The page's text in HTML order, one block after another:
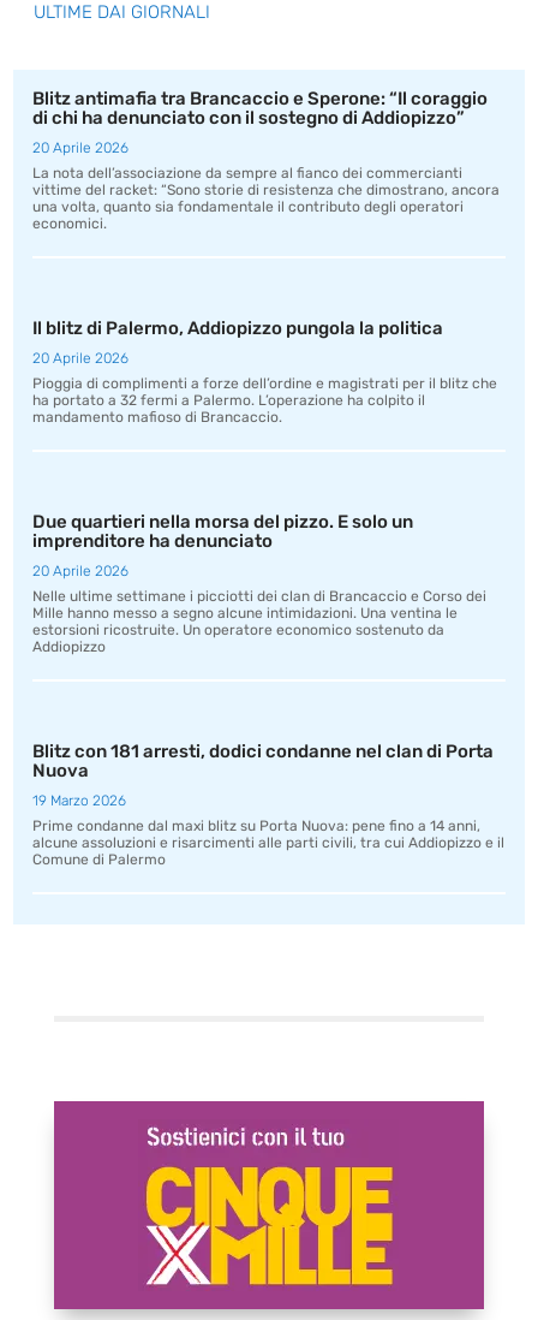
ULTIME DAI GIORNALI
Blitz antimafia tra Brancaccio e Sperone: “Il coraggio
di chi ha denunciato con il sostegno di Addiopizzo”
20 Aprile 2026
La nota dell’associazione da sempre al fianco dei commercianti
vittime del racket: “Sono storie di resistenza che dimostrano, ancora
una volta, quanto sia fondamentale il contributo degli operatori
economici.
Il blitz di Palermo, Addiopizzo pungola la politica
20 Aprile 2026
Pioggia di complimenti a forze dell’ordine e magistrati per il blitz che
ha portato a 32 fermi a Palermo. L’operazione ha colpito il
mandamento mafioso di Brancaccio.
Due quartieri nella morsa del pizzo. E solo un
imprenditore ha denunciato
20 Aprile 2026
Nelle ultime settimane i picciotti dei clan di Brancaccio e Corso dei
Mille hanno messo a segno alcune intimidazioni. Una ventina le
estorsioni ricostruite. Un operatore economico sostenuto da
Addiopizzo
Blitz con 181 arresti, dodici condanne nel clan di Porta
Nuova
19 Marzo 2026
Prime condanne dal maxi blitz su Porta Nuova: pene fino a 14 anni,
alcune assoluzioni e risarcimenti alle parti civili, tra cui Addiopizzo e il
Comune di Palermo